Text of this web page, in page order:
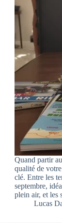
Quand partir
qualité de
clé. Entre les
septembre,
plein air, et les
Lucas